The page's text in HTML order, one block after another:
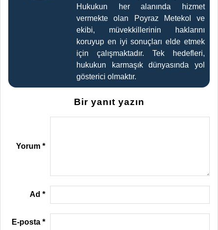
Hukukun her alanında hizmet
vermekte olan Poyraz Metekol ve
ekibi, müvekkillerinin haklarını
koruyup en iyi sonuçları elde etmek
için çalışmaktadır. Tek hedefleri,
hukukun karmaşık dünyasında yol
gösterici olmaktır.
Bir yanıt yazın
Yorum*
Ad*
E-posta*